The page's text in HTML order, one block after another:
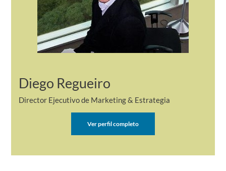
Diego Regueiro
Director Ejecutivo de Marketing & Estrategia
Ver perfil completo